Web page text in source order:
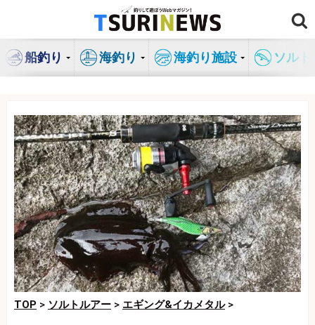
ン
船釣り 海釣り 海釣り施設 ソル
TOP > ソルトルアー > エギング&イカメタル>